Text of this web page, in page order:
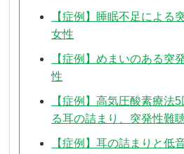
【症例】睡眠不足によ
女性
【症例】めまいのある
性
【症例】高気圧酸素療法
る耳の詰まり、突発性難
【症例】耳の詰まりと低